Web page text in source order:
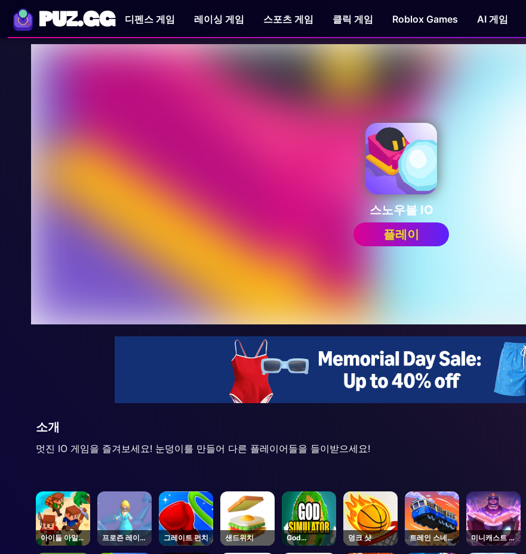
PUZ.GG 디펜스 게임 레이싱 게임 스포츠 게임 클릭 게임 Roblox Games AI 게임
스노우볼 IO
플레이
소개
멋진 IO 게임을 즐겨보세요! 눈덩이를 만들어 다른 플레이어들을 들이받으세요!
아이들 아일랜
드
프로즌 레이스
3D
그레이트 펀치 샌드위치
God
Simulator
덩크 샷
트레인 스네이
크
미니캐스트 레
클래시